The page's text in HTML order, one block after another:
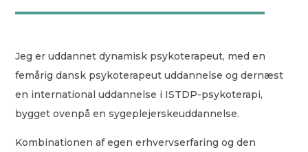
Jeg er uddannet dynamisk psykoterapeut, med en
femårig dansk psykoterapeut uddannelse og dernæst
en international uddannelse i ISTDP-psykoterapi,
bygget ovenpå en sygeplejerskeuddannelse.
Kombinationen af egen erhvervserfaring og den